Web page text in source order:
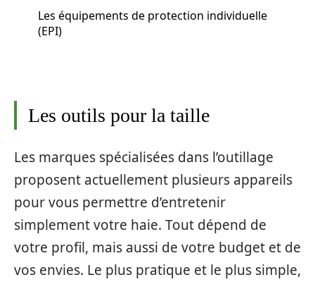
Les équipements de protection individuelle
(EPI)
Les outils pour la taille
Les marques spécialisées dans l’outillage
proposent actuellement plusieurs appareils
pour vous permettre d’entretenir
simplement votre haie. Tout dépend de
votre profil, mais aussi de votre budget et de
vos envies. Le plus pratique et le plus simple,